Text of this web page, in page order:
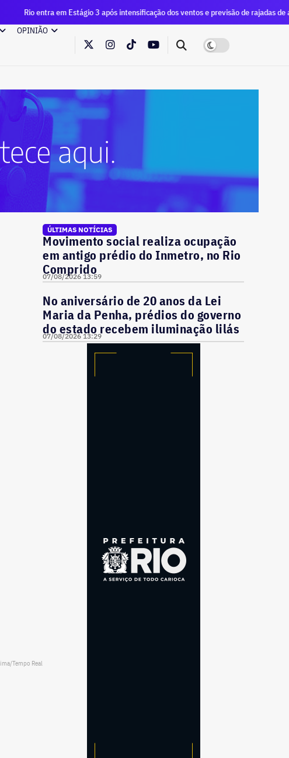
Estágio 3 após intensificação dos ventos e previsão de rajadas de até 90 km/h
OPINIÃO
Tempo Real
ÚLTIMAS NOTÍCIAS
Movimento social realiza ocupação
em antigo prédio do Inmetro, no Rio
Comprido
07/08/2026 13:59
No aniversário de 20 anos da Lei
Maria da Penha, prédios do governo
do estado recebem iluminação lilás
07/08/2026 13:29